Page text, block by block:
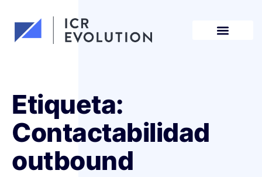
Etiqueta:
Contactabilidad
outbound